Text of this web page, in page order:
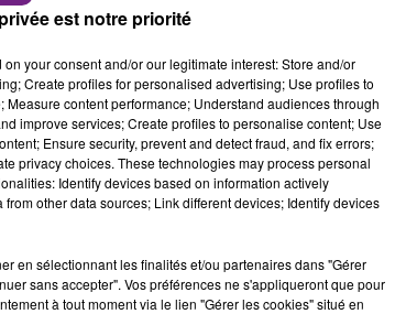
un grand jour :
et vous êtes tous
SHAKIRA FEAT.
Dai
A
est notre priorité
your consent and/or our legitimate interest: Store and/or
Create profiles for personalised advertising; Use profiles to
content performance; Understand audiences through
improve services; Create profiles to personalise content; Use
Ensure security, prevent and detect fraud, and fix errors;
privacy choices. These technologies may process personal
Identify devices based on information actively
other data sources; Link different devices; Identify devices
en sélectionnant les finalités et/ou partenaires dans "Gérer
sans accepter". Vos préférences ne s'appliqueront que pour
à tout moment via le lien "Gérer les cookies" situé en